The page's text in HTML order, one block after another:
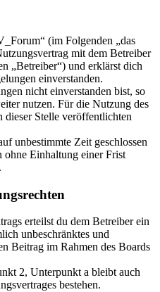
(im Folgenden „das
mit dem Betreiber
„Betreiber“) und erklärst dich
einverstanden.
nicht einverstanden bist, so
nutzen. Für die Nutzung des
dieser Stelle veröffentlichten
unbestimmte Zeit geschlossen
ohne Einhaltung einer Frist
erteilst du dem Betreiber ein
unbeschränktes und
Beitrag im Rahmen des Boards
2, Unterpunkt a bleibt auch
bestehen.